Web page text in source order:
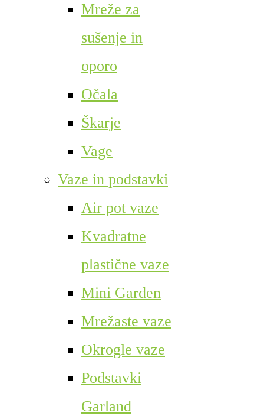
Mreže za
sušenje in
oporo
Očala
Škarje
Vage
Vaze in podstavki
Air pot vaze
Kvadratne
plastične vaze
Mini Garden
Mrežaste vaze
Okrogle vaze
Podstavki
Garland